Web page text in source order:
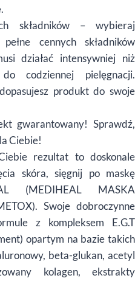
składników – wybieraj
cennych składników
działać intensywniej niż
codziennej pielęgnacji.
produkt do swoje
gwarantowany! Sprawdź,
Ciebie!
rezultat to doskonale
skóra, sięgnij po maskę
(MEDIHEAL MASKA
Swoje dobroczynne
z kompleksem E.G.T
opartym na bazie takich
beta-glukan, acetyl
kolagen, ekstrakty